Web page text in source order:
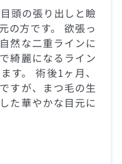
頭の張り出しと瞼
の方です。 欲張っ
然な二重ラインに
綺麗になるライン
す。 術後1ヶ月、
すが、まつ毛の生
た華やかな目元に